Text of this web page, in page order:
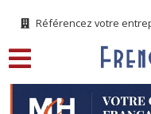
Référencez votre